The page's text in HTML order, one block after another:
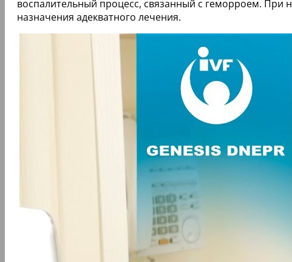
воспалительный процесс, связанный с геморроем. При
назначения адекватного лечения.